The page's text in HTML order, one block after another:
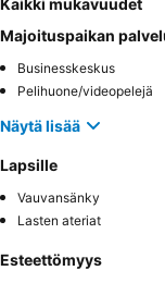
Kaikki mukavuudet
Majoituspaikan
Businesskeskus
Pelihuone/videopelejä
Näytä lisää
Lapsille
Vauvansänky
Lasten ateriat
Esteettömyys